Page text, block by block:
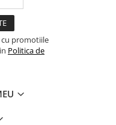
cu promotiile
Politica de